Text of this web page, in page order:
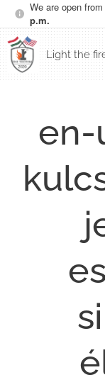
We are open
p.m.
Light the
en-